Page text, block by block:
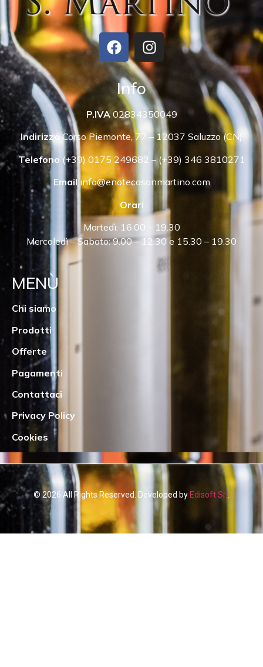
Info
P.IVA02834350049
IndirizzoCorso Piemonte, 77 – 12037 Saluzzo (CN)
Telefono (+39) 0175 249682 – (+39) 346 3810271
Email info@enotecasanmartino.com
Orari
Martedì: 16.00 – 19.30
Mercoledì – Sabato: 9.00 – 12.30 e 15.30 – 19.30
MENÙ
Chi siamo
Prodotti
Offerte
Pagamenti
Contattaci
Privacy Policy
Cookies
© 2026 All Rights Reserved. Developed by Edisoft Srl